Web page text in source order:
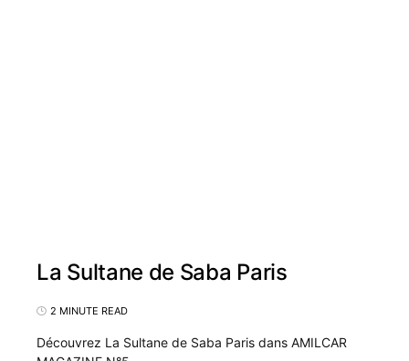
La Sultane de Saba Paris
2 MINUTE READ
Découvrez La Sultane de Saba Paris dans AMILCAR